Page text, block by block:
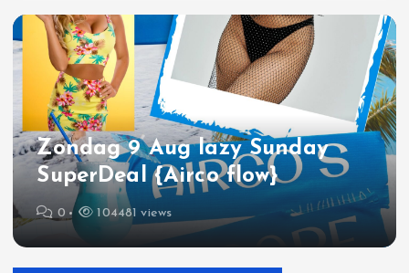
Zondag 9 Aug lazy Sunday
SuperDeal {Airco flow}
0 104481 views